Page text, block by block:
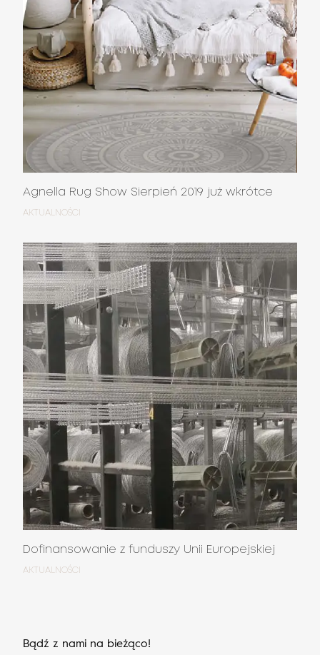
Agnella Rug Show Sierpień 2019 już wkrótce
AKTUALNOŚCI
Dofinansowanie z funduszy Unii Europejskiej
AKTUALNOŚCI
Bądź z nami na bieżąco!